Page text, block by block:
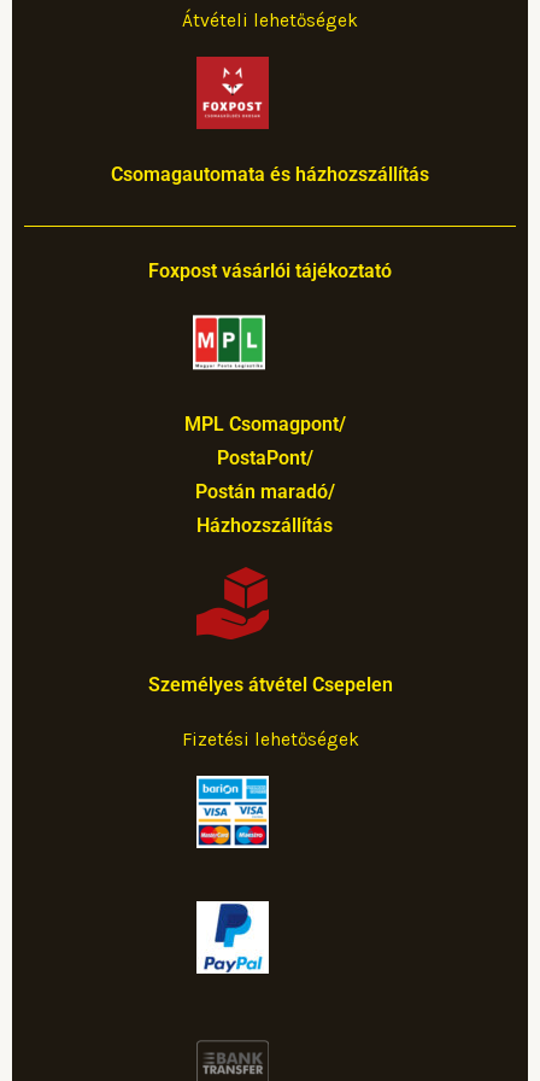
a
m
s
t
Átvételi lehetőségek
Csomagautomata és házhozszállítás
Foxpost vásárlói tájékoztató
MPL Csomagpont/
PostaPont/
Postán maradó/
Házhozszállítás
Személyes átvétel Csepelen
Fizetési lehetőségek